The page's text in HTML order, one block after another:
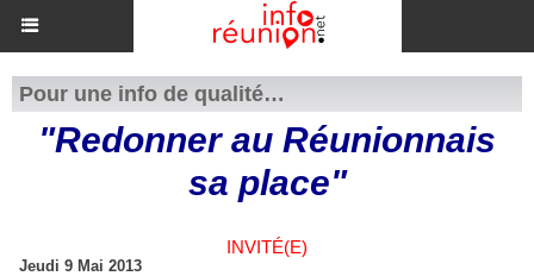
Pour une info de qualité…
"Redonner au Réunionnais
sa place"
INVITÉ(E)
Jeudi 9 Mai 2013